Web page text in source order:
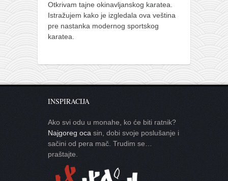
Otkrivam tajne okinavljanskog karatea.
Istražujem kako je izgledala ova veština
pre nastanka modernog sportskog
karatea.
INSPIRACIJA
Ako svi odu u monahe, ko će biti ratnik?
Najgoreg oca sin, dobi svoje poslušanje i
sačini od pera mač. Trudim se…
praštajte.